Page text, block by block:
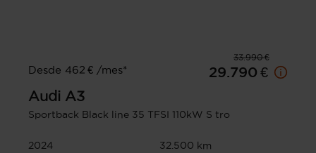
33.990 €
Desde 462 € /mes*
29.790 €
Audi A3
Sportback Black line 35 TFSI 110kW S tro
2024
32.500 km